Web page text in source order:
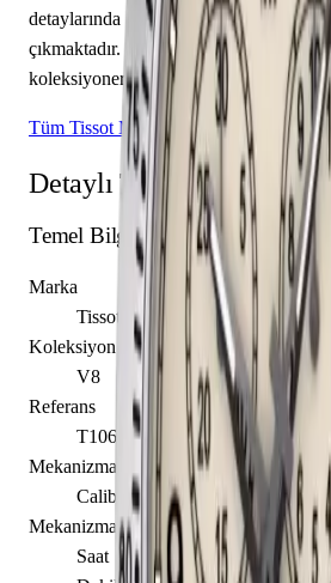
detaylarında 11.20 mm kasa
çıkmaktadır. Sınırlı üretim olarak
koleksiyonerlerin ilgisini çekmektedir.
Tüm Tissot Modelleri
Detaylı Teknik Özellikler
Temel Bilgiler
Marka
Tissot
Koleksiyon
V8
Referans
T106.417.16.262.00
Mekanizma Adı
Caliber G10.212 AB
Mekanizma Açıklaması
Saat